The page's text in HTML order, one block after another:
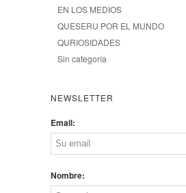
EN LOS MEDIOS
QUESERU POR EL MUNDO
QURIOSIDADES
Sin categoría
NEWSLETTER
Email:
Nombre: